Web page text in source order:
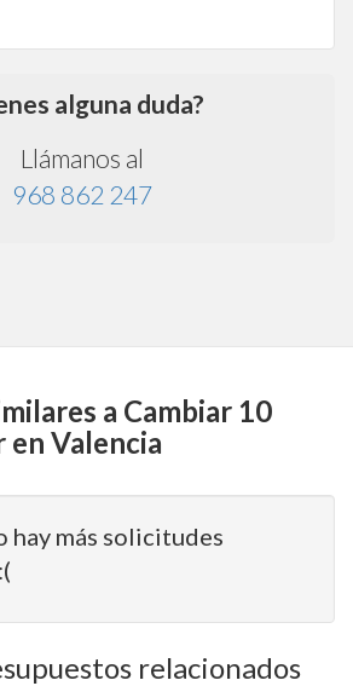
alguna duda?
Llámanos al
968 862 247
a Cambiar 10
en Valencia
hay más solicitudes
relacionados